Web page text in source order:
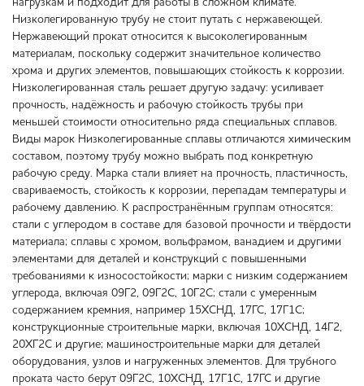
нагрузкам и подходит для работы в сложном климате.
Низколегированную трубу не стоит путать с нержавеющей.
Нержавеющий прокат относится к высоколегированным
материалам, поскольку содержит значительное количество
хрома и других элементов, повышающих стойкость к коррозии.
Низколегированная сталь решает другую задачу: усиливает
прочность, надёжность и рабочую стойкость трубы при
меньшей стоимости относительно ряда специальных сплавов.
Виды марок Низколегированные сплавы отличаются химическим
составом, поэтому трубу можно выбрать под конкретную
рабочую среду. Марка стали влияет на прочность, пластичность,
свариваемость, стойкость к коррозии, перепадам температуры и
рабочему давлению. К распространённым группам относятся:
стали с углеродом в составе для базовой прочности и твёрдости
материала; сплавы с хромом, вольфрамом, ванадием и другими
элементами для деталей и конструкций с повышенными
требованиями к износостойкости; марки с низким содержанием
углерода, включая 09Г2, 09Г2С, 10Г2С; стали с умеренным
содержанием кремния, например 15ХСНД, 17ГС, 17Г1С;
конструкционные строительные марки, включая 10ХСНД, 14Г2,
20ХГ2С и другие; машиностроительные марки для деталей
оборудования, узлов и нагруженных элементов. Для трубного
проката часто берут 09Г2С, 10ХСНД, 17Г1С, 17ГС и другие